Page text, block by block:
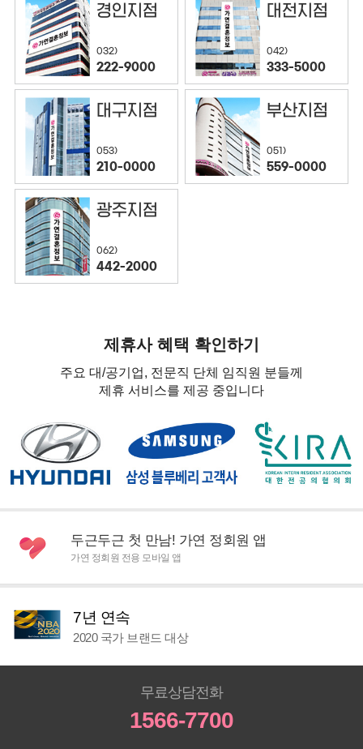
경인지점
032)
222-9000
대전지점
042)
333-5000
대구지점
053)
210-0000
부산지점
051)
559-0000
광주지점
062)
442-2000
제휴사 혜택 확인하기
주요 대/공기업, 전문직 단체 임직원 분들께
제휴 서비스를 제공 중입니다
두근두근 첫 만남! 가연 정회원 앱
가연 정회원 전용 모바일 앱
7년 연속
2020 국가 브랜드 대상
무료상담전화
1566-7700